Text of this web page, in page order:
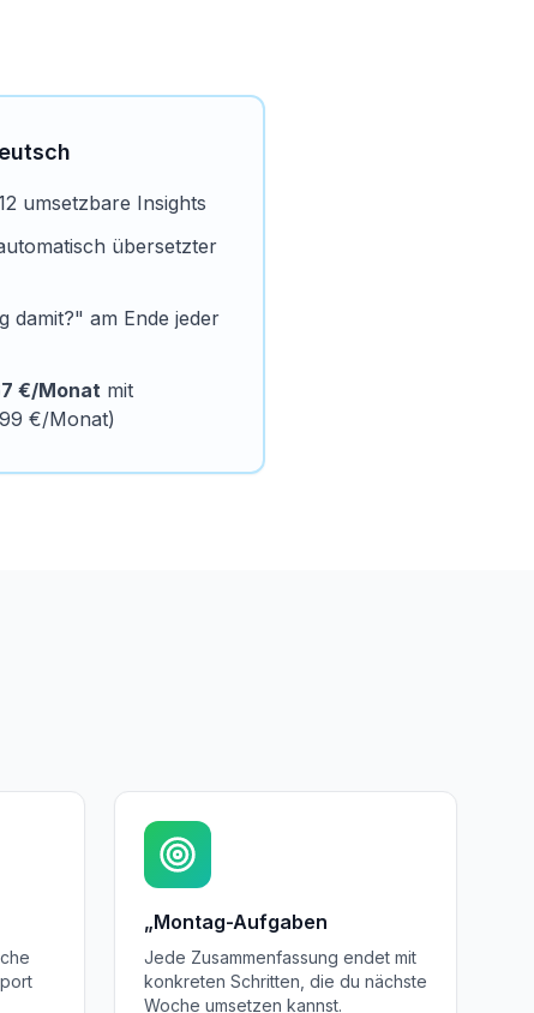
umsetzbare Insights
übersetzter
damit?" am Ende jeder
€/Monat mit
€/Monat)
„Montag-Aufgaben
Jede Zusammenfassung endet mit
konkreten Schritten, die du nächste
Woche umsetzen kannst.